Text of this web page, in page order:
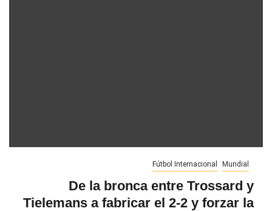
Fútbol Internacional Mundial
De la bronca entre Trossard y
Tielemans a fabricar el 2-2 y forzar la